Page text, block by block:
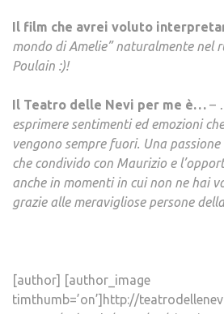
Il film che avrei voluto
mondo di Amelie” naturalmente nel
Poulain :)!
Il Teatro delle Nevi per me è… –
esprimere sentimenti ed emozioni
vengono sempre fuori. Una
che condivido con Maurizio e
anche in momenti in cui non ne hai
grazie alle meravigliose persone
[author] [author_image
timthumb=’on’]http://